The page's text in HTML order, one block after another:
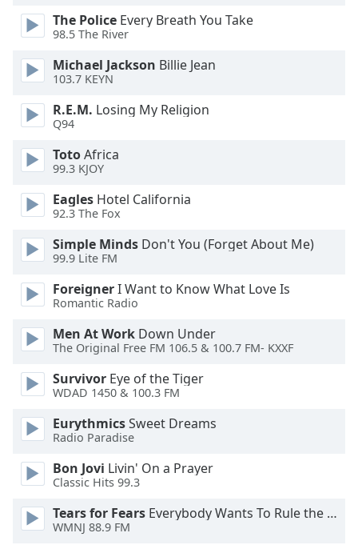
dialog
window.
Escape
and
close
window.
Text
Color
Opacity
Text
Background
Color
Opacity
Caption
Background
Color
The Police Every Breath You Take
98.5 The River
Michael Jackson Billie Jean
103.7 KEYN
R.E.M. Losing My Religion
Q94
TotoAfrica
99.3 KJOY
Eagles Hotel California
92.3 The Fox
Simple Minds Don't You (Forget About Me)
99.9 Lite FM
ForeignerI Want to Know What Love Is
Romantic Radio
Men At Work Down Under
The Original Free FM 106.5 & 100.7 FM- KXXF
Survivor Eye of the Tiger
WDAD 1450 & 100.3 FM
EurythmicsSweet Dreams
Radio Paradise
Bon Jovi Livin' On a Prayer
Classic Hits 99.3
Tears for Fears Everybody Wants To Rule the World
WMNJ 88.9 FM